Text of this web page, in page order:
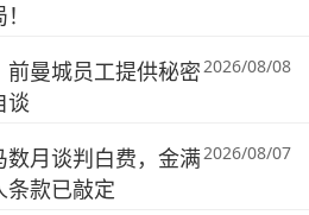
曼城员工提供秘密
谈
2026/08/08
月谈判白费，金满
条款已敲定
2026/08/07